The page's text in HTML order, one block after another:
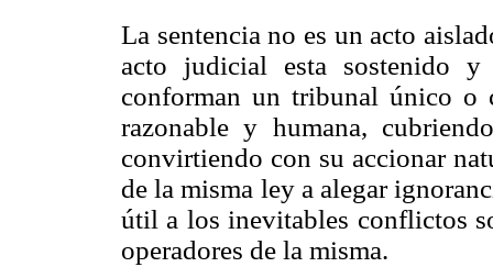
La sentencia no es un acto
acto judicial esta sostenido
conforman un tribunal único o
razonable y humana,
convirtiendo con su accionar
de la misma ley a alegar
útil a los inevitables conflictos
operadores de la misma.